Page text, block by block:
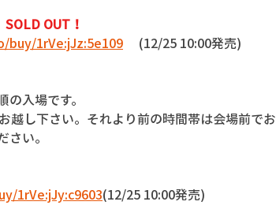
SOLD OUT！
1rVe:jJz:5e109 (12/25 10:00発売)
入場です。
越し下さい。それより前の時間帯は会場前でお
い。
1rVe:jJy:c9603(12/25 10:00発売)